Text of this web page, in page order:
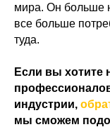
мира. Он больше
все больше
туда.
Если вы хотите
индустрии,
мы сможем
←